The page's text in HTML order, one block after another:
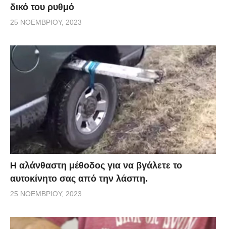
δικό του ρυθμό
25 ΝΟΕΜΒΡΊΟΥ, 2023
Η αλάνθαστη μέθοδος για να βγάλετε το
αυτοκίνητο σας από την λάσπη.
25 ΝΟΕΜΒΡΊΟΥ, 2023